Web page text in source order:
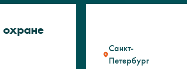
охране
Санкт-
Петербург